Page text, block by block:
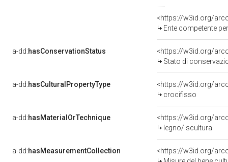
<https://w3id.org/
Ente competente per tutela del
a-dd:hasConservationStatus
<https://w3id.org/
Stato di
a-dd:hasCulturalPropertyType
<https://w3id.org/
crocifisso
a-dd:hasMaterialOrTechnique
<https://w3id.org/
legno/ scultura
a-dd:hasMeasurementCollection
<https://w3id.org/